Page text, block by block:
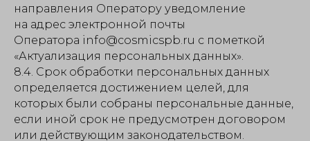
направления Оператору уведомление
на адрес электронной почты
Оператора info@cosmicspb.ru с пометкой
«Актуализация персональных данных».
8.4. Срок обработки персональных данных
определяется достижением целей, для
которых были собраны персональные данные,
если иной срок не предусмотрен договором
или действующим законодательством.